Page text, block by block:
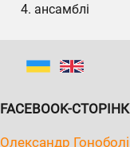
ансамблі
FACEBOOK-
Олександр